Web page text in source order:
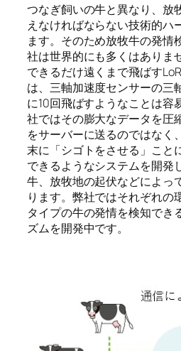
つなぎ飼いの牛と異なり、放
えなければならない技術的ハ
ます。そのため放牧牛の発情
社は世界的にも多くはありま
できるだけ遠くまで飛ばす
は、三軸加速度センサーの三
に10回飛ばすようなことは容
社ではその膨大なデータを圧
をサーバーに送るのではなく
末に「シゴトをさせる」こと
できるようなシステムを開発
牛、放牧地の起伏などによっ
ります。弊社ではそれぞれの
タイプの牛の発情を検知でき
ズムを開発中です。